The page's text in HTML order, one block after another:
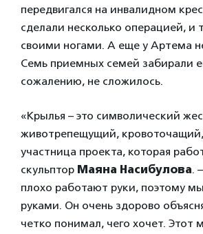
передвигался на инвалидном
сделали несколько операцией, и
своими ногами. А еще у Артема
Семь приемных семей забирали
сожалению, не сложилось.
«Крылья – это символический
животрепещущий,
участница проекта, которая
скульптор Маяна Насибулова.
плохо работают руки, поэтому
руками. Он очень здорово
четко понимал, чего хочет. Этот